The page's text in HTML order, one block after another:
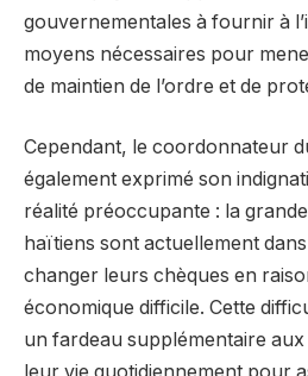
gouvernementales à fournir à
moyens nécessaires pour
de maintien de l’ordre et de
Cependant, le coordonnateur
également exprimé son
réalité préoccupante : la
haïtiens sont actuellement dans
changer leurs chèques en
économique difficile. Cette
un fardeau supplémentaire